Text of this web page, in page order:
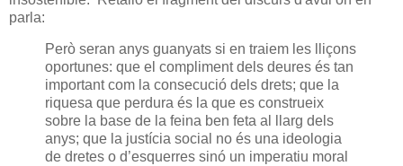
parla:
Però seran anys guanyats si en traiem les lliçons
oportunes: que el compliment dels deures és tan
important com la consecució dels drets; que la
riquesa que perdura és la que es construeix
sobre la base de la feina ben feta al llarg dels
anys; que la justícia social no és una ideologia
de dretes o d’esquerres sinó un imperatiu moral